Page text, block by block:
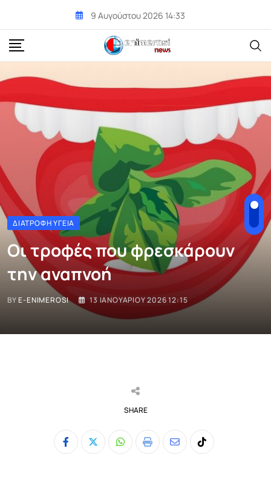
content
9 Αυγούστου 2026 14:33
ΔΙΑΤΡΟΦΉ ΥΓΕΊΑ
Οι τροφές που φρεσκάρουν
την αναπνοή
BYE-ENIMEROSI 13 ΙΑΝΟΥΑΡΊΟΥ 2026 12:15
SHARE
Whatsapp
Print
ShareTiktok